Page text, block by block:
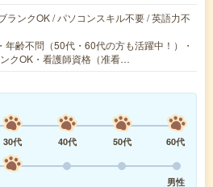
ランクOK / パソコンスキル不要 / 英語力不
齢不問（50代・60代の方も活躍中！）・
クOK・看護師資格（准看…
30代 40代 50代
60代
男性